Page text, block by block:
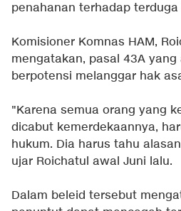
penahanan terhadap terduga
Komisioner Komnas HAM,
mengatakan, pasal 43A
berpotensi melanggar hak
"Karena semua orang yang
dicabut kemerdekaannya,
hukum. Dia harus tahu
ujar Roichatul awal Juni lalu.
Dalam beleid tersebut